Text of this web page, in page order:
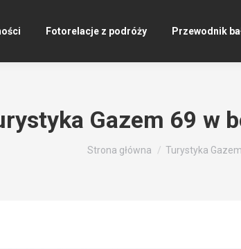
Fotorelacje z podróży Przewodnik
Gazem 69 w
Jesteś tutaj:
Strona główna Turystyka